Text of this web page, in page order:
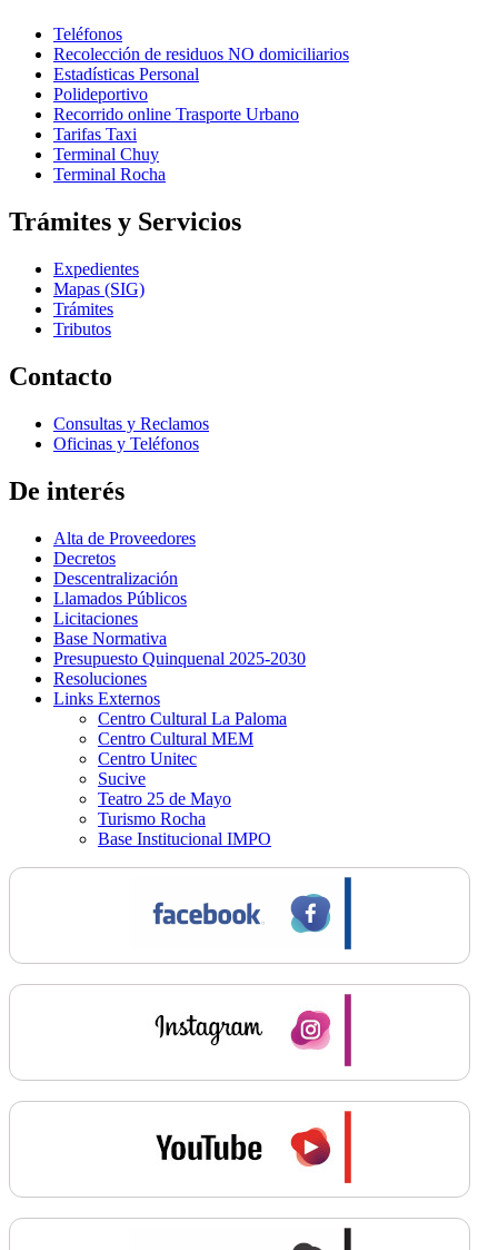
Teléfonos
Recolección de residuos NO domiciliarios
Estadísticas Personal
Polideportivo
Recorrido online Trasporte Urbano
Tarifas Taxi
Terminal Chuy
Terminal Rocha
Trámites y Servicios
Expedientes
Mapas (SIG)
Trámites
Tributos
Contacto
Consultas y Reclamos
Oficinas y Teléfonos
De interés
Alta de Proveedores
Decretos
Descentralización
Llamados Públicos
Licitaciones
Base Normativa
Presupuesto Quinquenal 2025-2030
Resoluciones
Links Externos
Centro Cultural La Paloma
Centro Cultural MEM
Centro Unitec
Sucive
Teatro 25 de Mayo
Turismo Rocha
Base Institucional IMPO